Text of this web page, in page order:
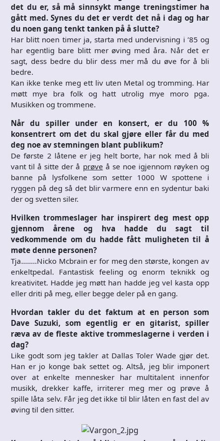
det du er, så må sinnsykt mange treningstimer ha
gått med. Synes du det er verdt det nå i dag og har
du noen gang tenkt tanken på å slutte?
Har blitt noen timer ja, starta med undervisning i ’85 og
har egentlig bare blitt mer øving med åra. Når det er
sagt, dess bedre du blir dess mer må du øve for å bli
bedre.
Kan ikke tenke meg ett liv uten Metal og tromming. Har
møtt mye bra folk og hatt utrolig mye moro pga.
Musikken og trommene.
Når du spiller under en konsert, er du 100 %
konsentrert om det du skal gjøre eller får du med
deg noe av stemningen blant publikum?
De første 2 låtene er jeg helt borte, har nok med å bli
vant til å sitte der å prøve å se noe igjennom røyken og
banne på lysfolkene som setter 1000 W spottene i
ryggen på deg så det blir varmere enn en sydentur baki
der og svetten siler.
Hvilken trommeslager har inspirert deg mest opp
gjennom årene og hva hadde du sagt til
vedkommende om du hadde fått muligheten til å
møte denne personen?
Tja……..Nicko Mcbrain er for meg den største, kongen av
enkeltpedal. Fantastisk feeling og enorm teknikk og
kreativitet. Hadde jeg møtt han hadde jeg vel kasta opp
eller driti på meg, eller begge deler på en gang.
Hvordan takler du det faktum at en person som
Dave Suzuki, som egentlig er en gitarist, spiller
ræva av de fleste aktive trommeslagerne i verden i
dag?
Like godt som jeg takler at Dallas Toler Wade gjør det.
Han er jo konge bak settet og. Altså, jeg blir imponert
over at enkelte mennesker har multitalent innenfor
musikk, drekker kaffe, irriterer meg mer og prøve å
spille låta selv. Får jeg det ikke til blir låten en fast del av
øving til den sitter.